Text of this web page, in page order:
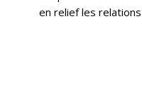
en relief les